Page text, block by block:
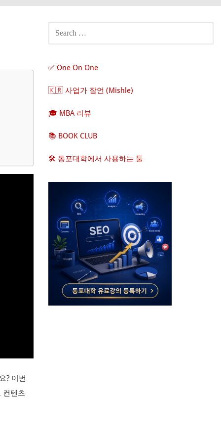
? 이번
컨텐츠
FOR:
✅ One On One
🇰🇷 사업가 잠언 (Mishle)
🎓 MBA 리뷰
📚 BOOK CLUB
🛠️ 동포대학에서 사용하는 툴